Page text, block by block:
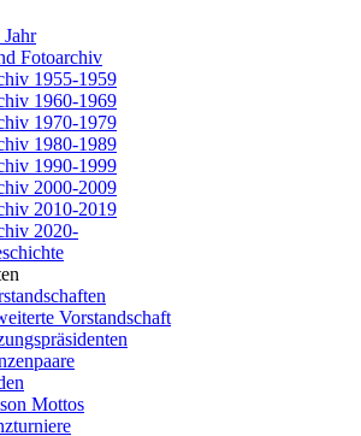
Fotoarchiv
1955-1959
1960-1969
1970-1979
1980-1989
1990-1999
2000-2009
2010-2019
2020-
Vorstandschaft
Mottos